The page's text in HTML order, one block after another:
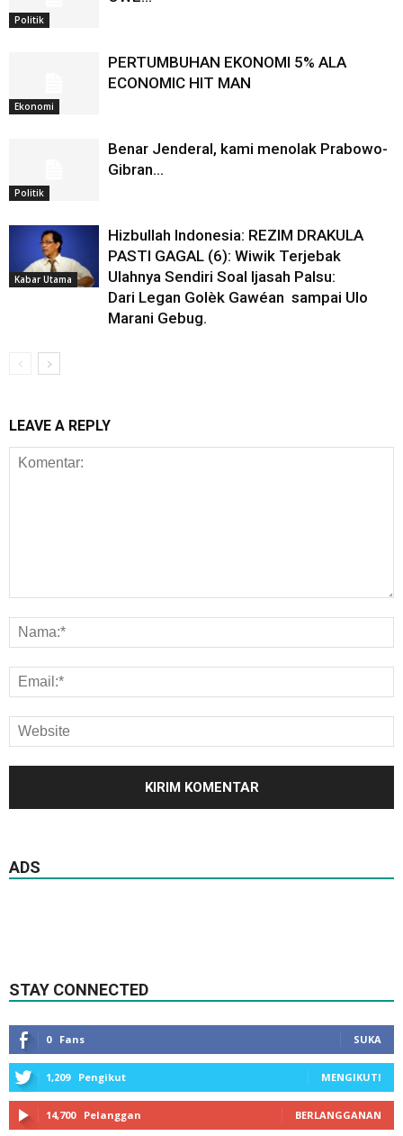
Politik
Ekonomi
PERTUMBUHAN EKONOMI 5% ALA
ECONOMIC HIT MAN
Politik
Benar Jenderal, kami menolak Prabowo-
Gibran…
Kabar Utama
Hizbullah Indonesia: REZIM DRAKULA
PASTI GAGAL (6): Wiwik Terjebak
Ulahnya Sendiri Soal Ijasah Palsu:
Dari Legan Golèk Gawéan sampai Ulo
Marani Gebug.
LEAVE A REPLY
ADS
STAY CONNECTED
0 Fans SUKA
1,209 Pengikut MENGIKUTI
14,700 Pelanggan BERLANGGANAN